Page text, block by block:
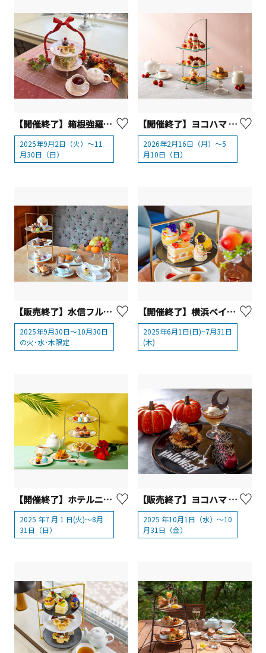
【開催終了】箱根強羅公園 『オータムアフタヌーンティーと秋限定スイーツ』
2025年9月2日（火）～11
月30日（日）
【開催終了】ヨコハマ グランド インターコンチネンタル ホテル「いちごとミルクのアフタヌーンティー」
2026年2月16日（月）〜5
月10日（日）
【販売終了】水信フルーツパーラー『やまえ栗のスペシャルアフタヌーンティー』【横浜市】
2025年9月30日～10月30日
の火･水･木限定
【開催終了】横浜ベイシェラトン ホテル＆タワーズ アフタヌーンティーセット～ピーチ＆マンゴー～
2025年6月1日(日)~7月31日
(木)
【開催終了】ホテルニューグランド 『トロピカルアフタヌーンティー』【横浜市】
2025 年7 月 1 日(火)～8月
31日（日）
【販売終了】ヨコハマ グランド インターコンチネンタル ホテル 大人も楽しめるハロウィンスイーツ
2025 年10月1日（水）～10
月31日（金）